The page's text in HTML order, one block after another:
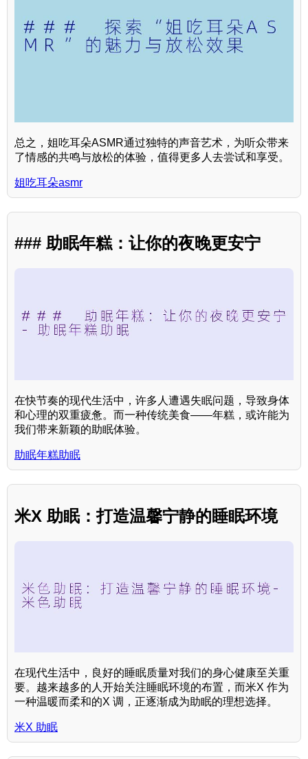
总之，姐吃耳朵ASMR通过独特的声音艺术，为听众带来
了情感的共鸣与放松的体验，值得更多人去尝试和享受。
姐吃耳朵asmr
### 助眠年糕：让你的夜晚更安宁
在快节奏的现代生活中，许多人遭遇失眠问题，导致身体
和心理的双重疲惫。而一种传统美食——年糕，或许能为
我们带来新颖的助眠体验。
助眠年糕助眠
米X 助眠：打造温馨宁静的睡眠环境
在现代生活中，良好的睡眠质量对我们的身心健康至关重
要。越来越多的人开始关注睡眠环境的布置，而米X 作为
一种温暖而柔和的X 调，正逐渐成为助眠的理想选择。
米X 助眠